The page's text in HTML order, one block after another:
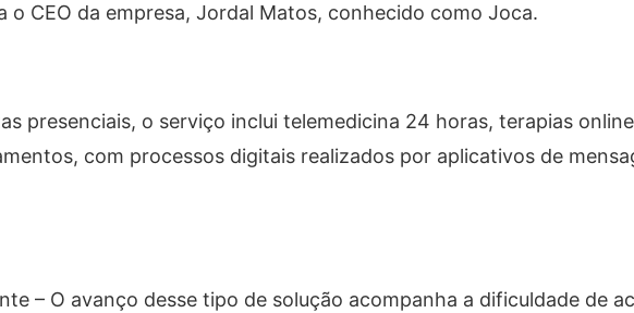
o CEO da empresa, Jordal Matos, conhecido como Joca.
presenciais, o serviço inclui telemedicina 24 horas, terapias
com processos digitais realizados por aplicativos de
– O avanço desse tipo de solução acompanha a dificuldade de